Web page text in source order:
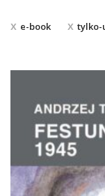
e-book tylko-